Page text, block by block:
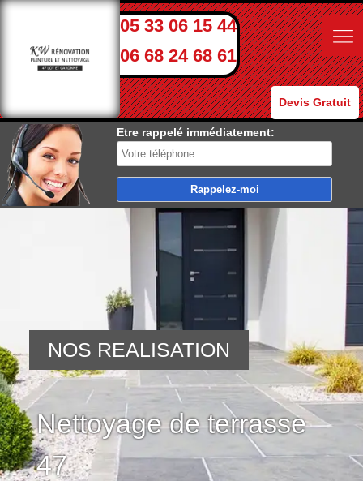
05 33 06 15 44
06 68 24 68 61
Devis Gratuit
Etre rappelé immédiatement:
Nettoyage de terrasse
47
NOS REALISATION